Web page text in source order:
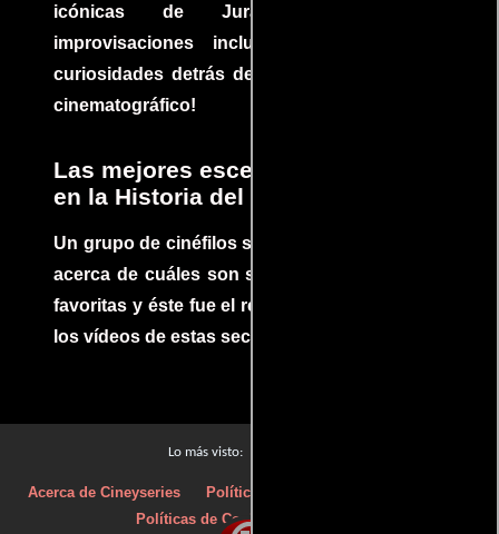
icónicas de Jurassic Park, con
improvisaciones incluidas. ¡Descubre las
curiosidades detrás del rodaje de un clásico
cinematográfico!
Las mejores escenas de acción
en la Historia del cine
Un grupo de cinéfilos se juntaron para debatir
acerca de cuáles son sus escenas de acción
favoritas y éste fue el resultado. No te pierdas
los vídeos de estas secuencias inolvidables.
Lo más visto:
Acerca de Cineyseries Políticas de privacidad
Políticas de Cookies